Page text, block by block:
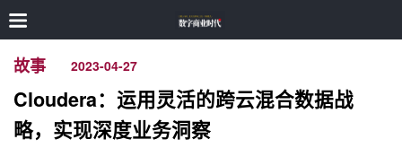
故事 2023-04-27
Cloudera：运用灵活的跨云混合数据战
略，实现深度业务洞察